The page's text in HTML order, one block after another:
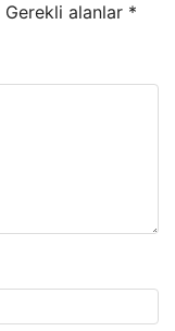
Gerekli alanlar *